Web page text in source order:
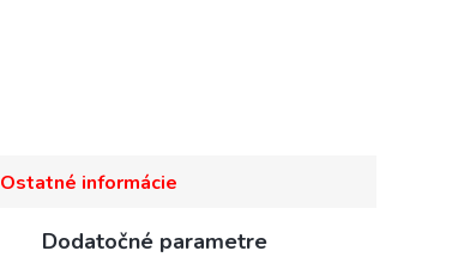
Ostatné informácie
Dodatočné parametre